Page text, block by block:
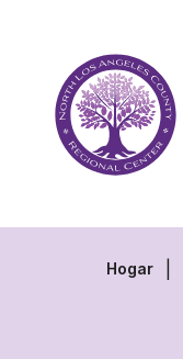
contenido
Hogar